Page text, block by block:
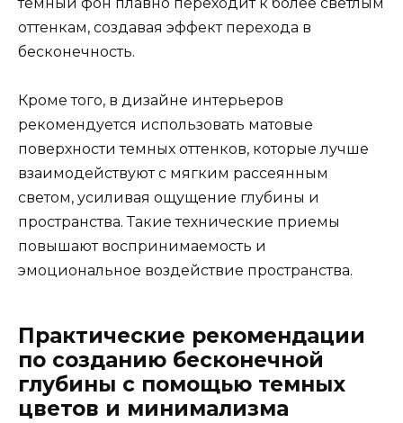
оттенкам, создавая эффект перехода в
бесконечность.
Кроме того, в дизайне интерьеров
рекомендуется использовать матовые
поверхности темных оттенков, которые лучше
взаимодействуют с мягким рассеянным
светом, усиливая ощущение глубины и
пространства. Такие технические приемы
повышают воспринимаемость и
эмоциональное воздействие пространства.
Практические рекомендации
по созданию бесконечной
глубины с помощью темных
цветов и минимализма